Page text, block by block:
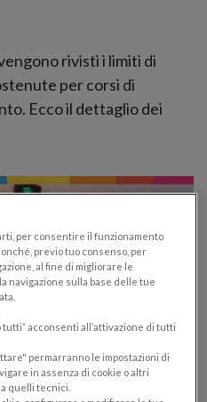
rivisti i limiti di
per corsi di
Ecco il dettaglio dei
per consentire il funzionamento
previo tuo consenso, per
al fine di migliorare le
navigazione sulla base delle tue
acconsenti all’attivazione di tutti
permarranno le impostazioni di
in assenza di cookie o altri
quelli tecnici.